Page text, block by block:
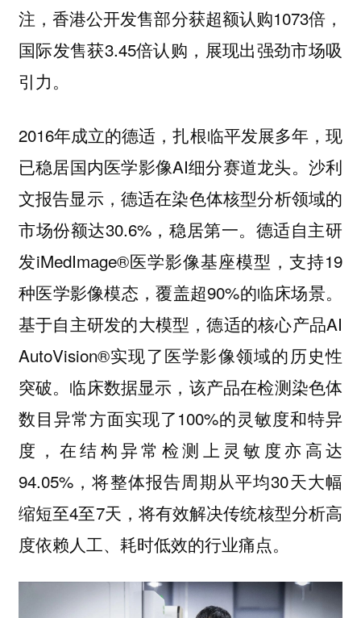
注，香港公开发售部分获超额认购1073倍，
国际发售获3.45倍认购，展现出强劲市场吸
引力。
2016年成立的德适，扎根临平发展多年，现
已稳居国内医学影像AI细分赛道龙头。沙利
文报告显示，德适在染色体核型分析领域的
市场份额达30.6%，稳居第一。德适自主研
发iMedImage®医学影像基座模型，支持19
种医学影像模态，覆盖超90%的临床场景。
基于自主研发的大模型，德适的核心产品AI
AutoVision®实现了医学影像领域的历史性
突破。临床数据显示，该产品在检测染色体
数目异常方面实现了100%的灵敏度和特异
度，在结构异常检测上灵敏度亦高达
94.05%，将整体报告周期从平均30天大幅
缩短至4至7天，将有效解决传统核型分析高
度依赖人工、耗时低效的行业痛点。